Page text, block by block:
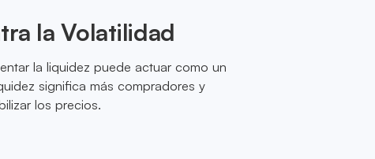
la Volatilidad
la liquidez puede actuar como un
significa más compradores y
los precios.